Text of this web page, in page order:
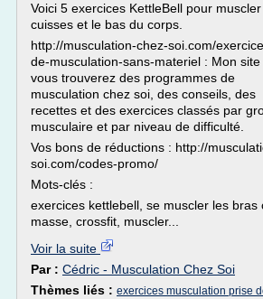
Voici 5 exercices KettleBell pour
cuisses et le bas du corps.
http://musculation-chez-soi.com/
de-musculation-sans-materiel : Mon site
vous trouverez des programmes de
musculation chez soi, des conseils, des
recettes et des exercices classés par
musculaire et par niveau de difficulté.
Vos bons de réductions : http://
soi.com/codes-promo/
Mots-clés :
exercices kettlebell, se muscler les bras
masse, crossfit, muscler...
Voir la suite
Par : Cédric - Musculation Chez Soi
Thèmes liés : exercices musculation prise